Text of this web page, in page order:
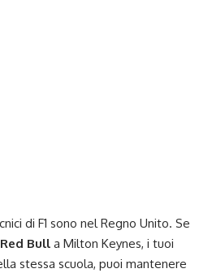
di F1 sono nel Regno Unito. Se
Red Bull a Milton Keynes, i tuoi
stessa scuola, puoi mantenere